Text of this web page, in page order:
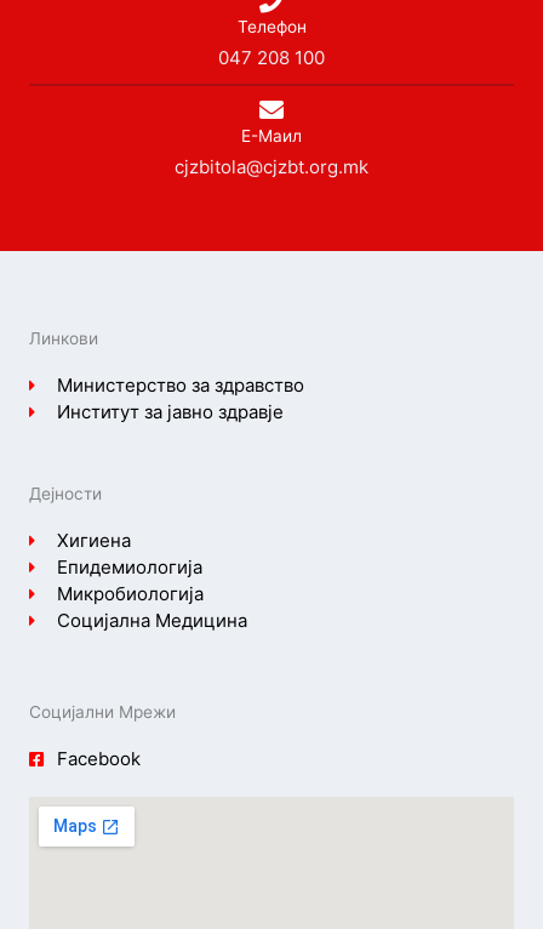
Телефон
047 208 100
Е-Маил
cjzbitola@cjzbt.org.mk
Линкови
Министерство за здравство
Институт за јавно здравје
Дејности
Хигиена
Епидемиологија
Микробиологија
Социјална Медицина
Социјални Мрежи
Facebook